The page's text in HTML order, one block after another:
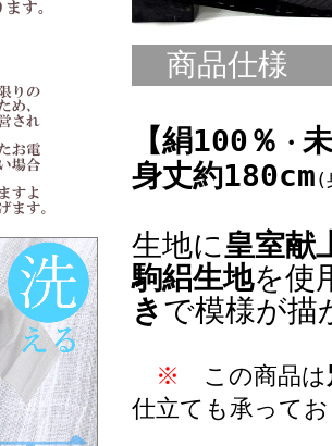
商品仕様
【絹100％ ・
身丈約180cm (
生地に皇室献
駒絽生地を使
きで模様が描
※ この商品は
仕立ても承って